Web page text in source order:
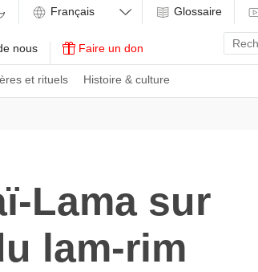
et rituels Histoire & culture
nous Faire un don
Glossaire
Enter
search
term
Lama sur
lam-rim